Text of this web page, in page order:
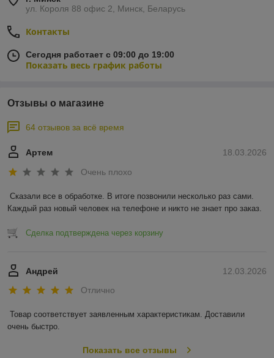
ул. Короля 88 офис 2, Минск, Беларусь
Контакты
Сегодня работает с 09:00 до 19:00
Показать весь график работы
Отзывы о магазине
64 отзывов за всё время
18.03.2026
Артем
Очень плохо
Сказали все в обработке. В итоге позвонили несколько раз сами.
Каждый раз новый человек на телефоне и никто не знает про заказ.
Сделка подтверждена через корзину
12.03.2026
Андрей
Отлично
Товар соответствует заявленным характеристикам. Доставили
очень быстро.
Показать все отзывы